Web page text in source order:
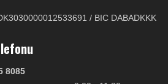
/ BIC DABADKKK
8085